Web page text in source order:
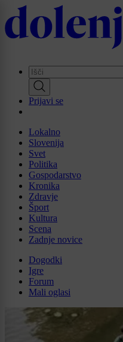
Skip
to
main
Prijavi se
Lokalno
Slovenija
Svet
Politika
Gospodarstvo
Kronika
Zdravje
Šport
Kultura
Scena
Zadnje novice
Dogodki
Igre
Forum
Mali oglasi